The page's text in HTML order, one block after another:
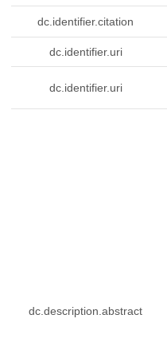
dc.identifier.citation
dc.identifier.uri
dc.identifier.uri
dc.description.abstract